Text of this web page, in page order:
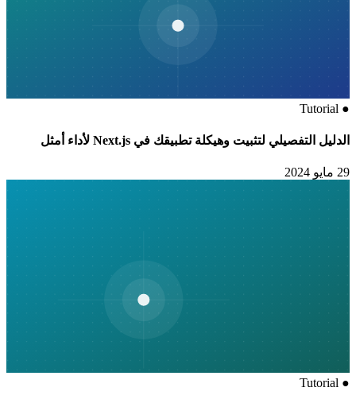
●
Tutorial
الدليل التفصيلي لتثبيت وهيكلة تطبيقك في Next.js لأداء أمثل
29 مايو 2024
●
Tutorial